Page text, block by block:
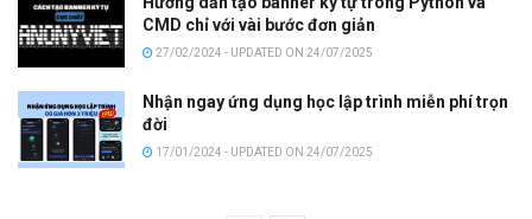
CMD chỉ với vài bước đơn giản
27/02/2024 - UPDATED ON 24/07/2025
Nhận ngay ứng dụng học lập trình miễn phí trọn
đời
17/01/2024 - UPDATED ON 24/07/2025